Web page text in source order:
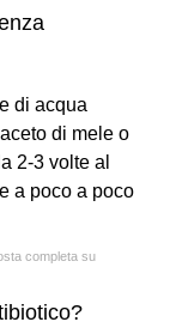
di acqua
di mele o
2-3 volte al
a poco a poco
completa su